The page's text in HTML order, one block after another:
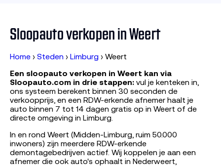
Sloopauto verkopen in Weert
Home › Steden › Limburg › Weert
Een sloopauto verkopen in Weert kan via
Sloopauto.com in drie stappen: vul je kenteken in,
ons systeem berekent binnen 30 seconden de
verkoopprijs, en een RDW-erkende afnemer haalt je
auto binnen 7 tot 14 dagen gratis op in Weert of de
directe omgeving in Limburg.
In en rond Weert (Midden-Limburg, ruim 50.000
inwoners) zijn meerdere RDW-erkende
demontagebedrijven actief. Wij koppelen je aan een
afnemer die ook auto's ophaalt in Nederweert,